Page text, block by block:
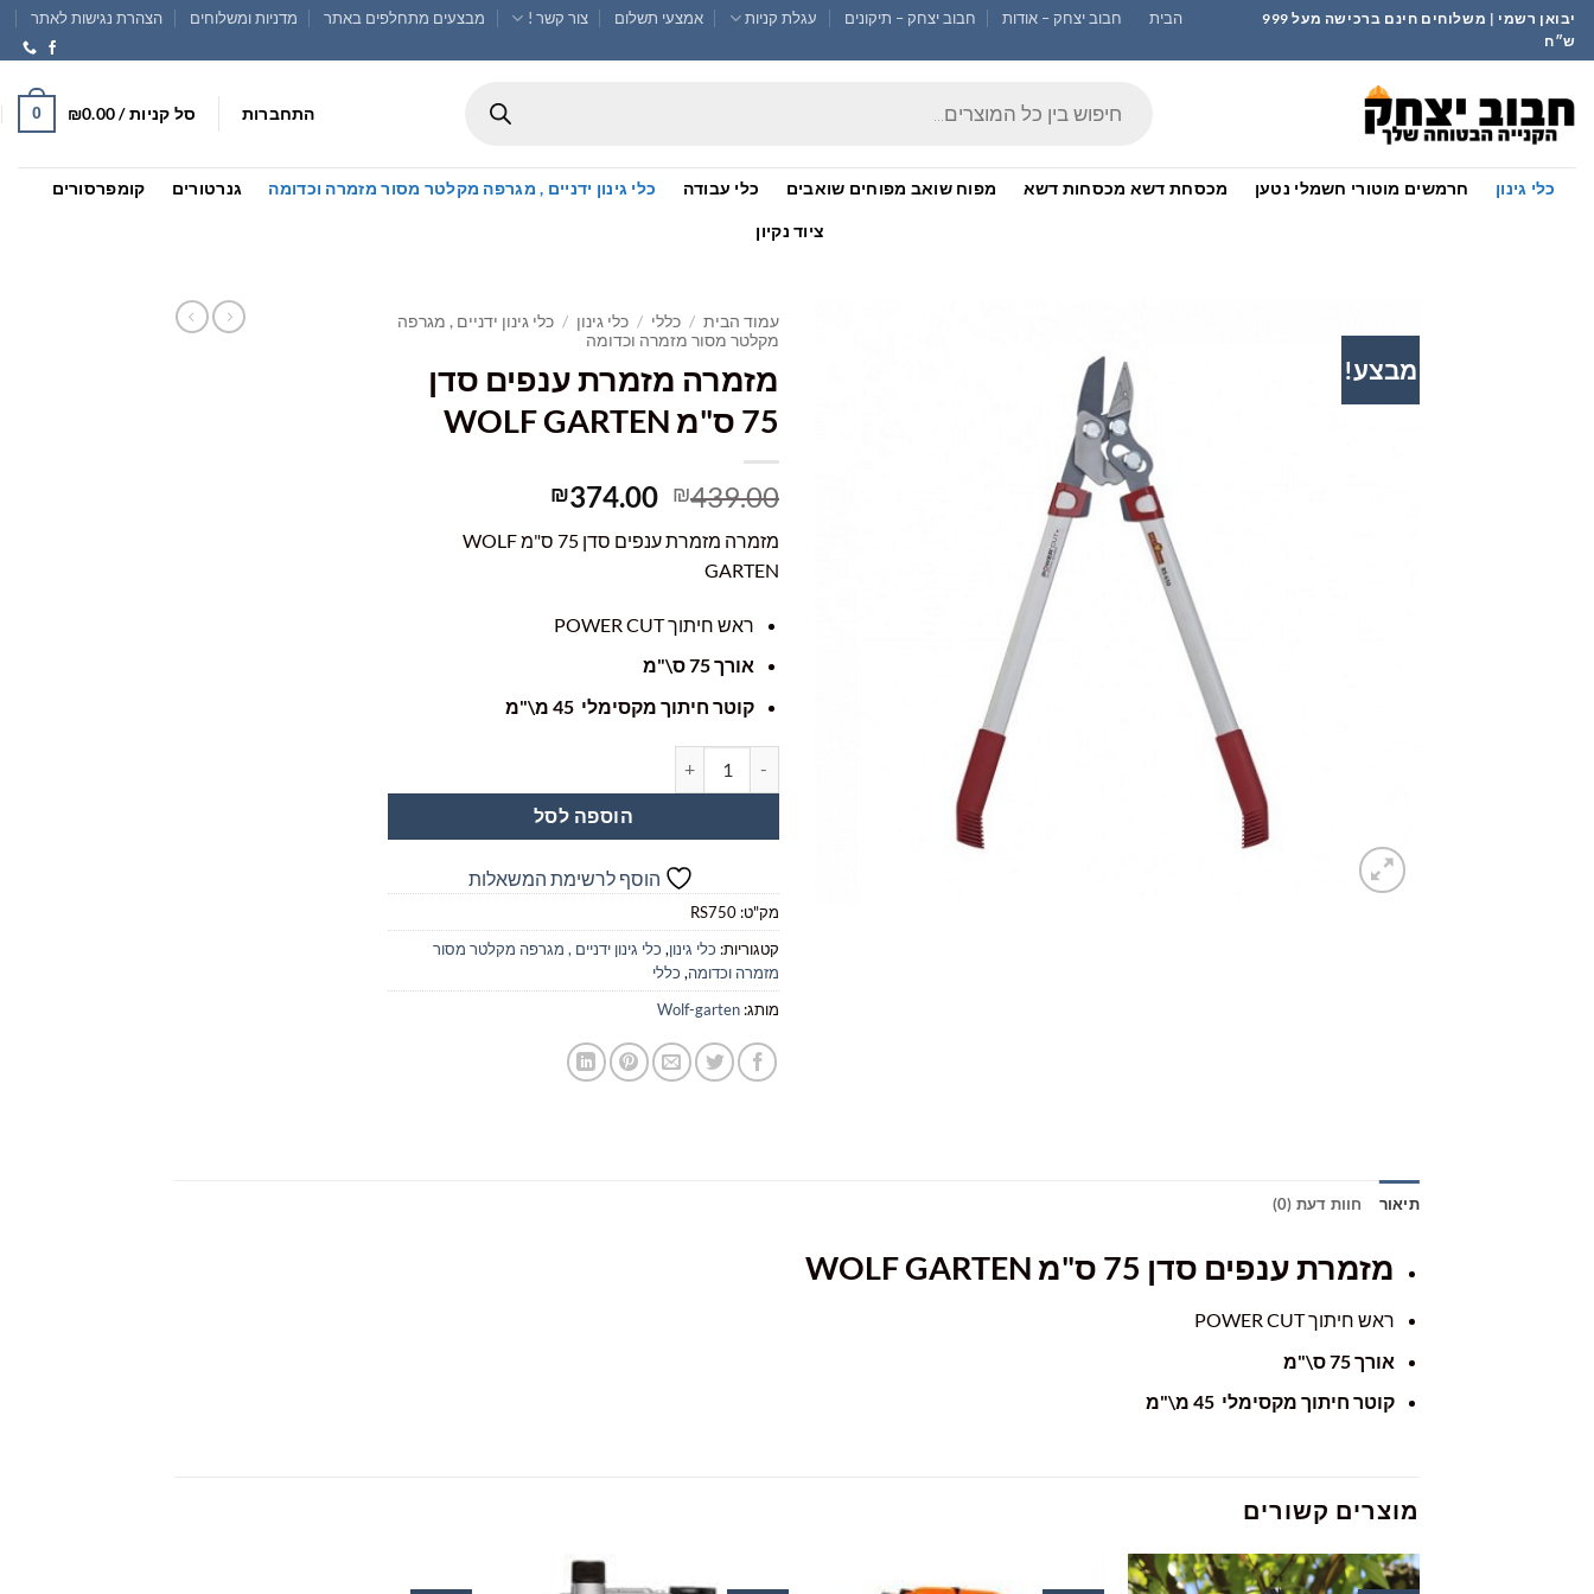
Skip
יבואן רשמי | משלוחים חינם ברכישה מעל 999
ש״ח
הבית חבוב יצחק – אודות חבוב יצחק – תיקונים עגלת קניות אמצעי תשלום צור קשר ! מבצעים מתחלפים באתר מדניות ומשלוחים הצהרת נגישות לאתר
התחברות סל קניות / ₪0.00
0
כלי גינון חרמשים מוטורי חשמלי נטען מכסחת דשא מכסחות דשא מפוח שואב מפוחים שואבים כלי עבודה כלי גינון ידניים , מגרפה מקלטר מסור מזמרה וכדומה גנרטורים קומפרסורים
ציוד נקיון
מבצע!
עמוד הבית / כללי / כלי גינון / כלי גינון ידניים , מגרפה
מקלטר מסור מזמרה וכדומה
מזמרה מזמרת ענפים סדן
75 ס"מ WOLF GARTEN
₪439.00
המחיר
היה:
₪374.00
הוא:מזמרה מזמרת ענפים סדן 75 ס"מ WOLF
GARTEN
ראש חיתוך POWER CUT
אורך 75 ס\"מ
קוטר חיתוך מקסימלי 45 מ\"מ
הוספה לסל
הוסף לרשימת המשאלות
מק"ט: RS750
קטגוריות: כלי גינון, כלי גינון ידניים , מגרפה מקלטר מסור
מזמרה וכדומה, כללי
מותג: Wolf-garten
תיאור חוות דעת (0)
מזמרת ענפים סדן 75 ס"מ WOLF GARTEN
ראש חיתוך POWER CUT
אורך 75 ס\"מ
קוטר חיתוך מקסימלי 45 מ\"מ
מוצרים קשורים